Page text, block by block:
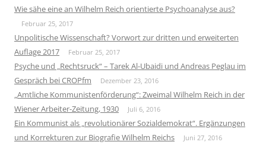
Wie sähe eine an Wilhelm Reich orientierte Psychoanalyse aus?
Februar 25, 2017
Unpolitische Wissenschaft? Vorwort zur dritten und erweiterten
Auflage 2017
Februar 25, 2017
Psyche und „Rechtsruck“ – Tarek Al-Ubaidi und Andreas Peglau im
Gespräch bei CROPfm
Dezember 23, 2016
„Amtliche Kommunistenförderung“: Zweimal Wilhelm Reich in der
Wiener Arbeiter-Zeitung, 1930
Juli 6, 2016
Ein Kommunist als „revolutionärer Sozialdemokrat“. Ergänzungen
und Korrekturen zur Biografie Wilhelm Reichs
Juni 27, 2016